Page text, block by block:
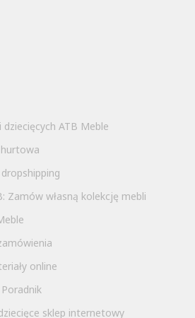
ATB Meble
Zamów własną kolekcję mebli
online
sklep internetowy